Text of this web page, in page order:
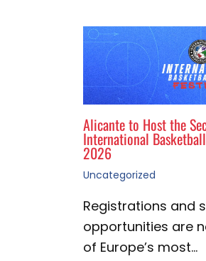
Alicante to Host the
International
2026
Uncategorized
Registrations and
opportunities are
of Europe’s most…